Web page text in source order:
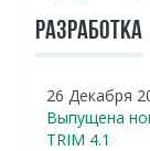
РАЗРАБОТКА
26 Декабря
Выпущена
TRIM 4.1